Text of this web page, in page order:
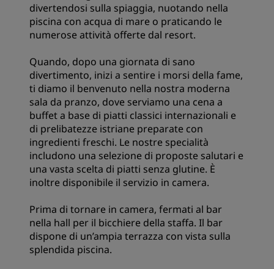
divertendosi sulla spiaggia, nuotando nella
piscina con acqua di mare o praticando le
numerose attività offerte dal resort.
Quando, dopo una giornata di sano
divertimento, inizi a sentire i morsi della fame,
ti diamo il benvenuto nella nostra moderna
sala da pranzo, dove serviamo una cena a
buffet a base di piatti classici internazionali e
di prelibatezze istriane preparate con
ingredienti freschi. Le nostre specialità
includono una selezione di proposte salutari e
una vasta scelta di piatti senza glutine. È
inoltre disponibile il servizio in camera.
Prima di tornare in camera, fermati al bar
nella hall per il bicchiere della staffa. Il bar
dispone di un’ampia terrazza con vista sulla
splendida piscina.